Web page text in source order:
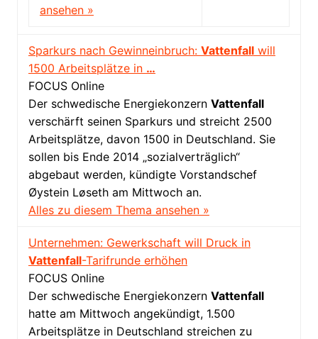
ansehen »
Sparkurs nach Gewinneinbruch: Vattenfallwill
1500 Arbeitsplätze in …
FOCUS Online
Der schwedische Energiekonzern Vattenfall
verschärft seinen Sparkurs und streicht 2500
Arbeitsplätze, davon 1500 in Deutschland. Sie
sollen bis Ende 2014 „sozialverträglich“
abgebaut werden, kündigte Vorstandschef
Øystein Løseth am Mittwoch an.
Alles zu diesem Thema ansehen »
Unternehmen: Gewerkschaft will Druck in
Vattenfall-Tarifrunde erhöhen
FOCUS Online
Der schwedische Energiekonzern Vattenfall
hatte am Mittwoch angekündigt, 1.500
Arbeitsplätze in Deutschland streichen zu